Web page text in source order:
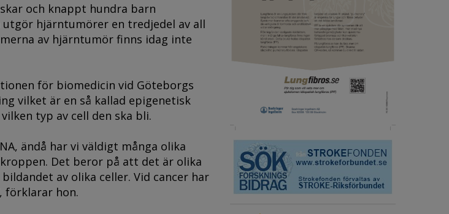
och knappt hundra barn
hjärntumörer en tredjedel av all
av hjärntumör finns idag inte
för biomedicin vid Göteborgs
vilket är en så kallad epigenetisk
typ av cell den ska bli.
ändå har vi väldigt många olika
Det beror på att det är olika
av olika celler. Vid cancer har
förklarar hon.